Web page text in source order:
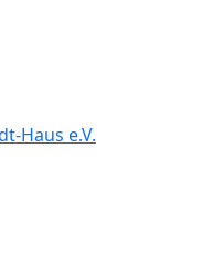
Haus e.V.